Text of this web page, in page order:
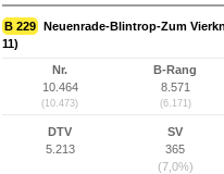
B 229 Neuenrade-Blintrop-Zum
11)
Nr.
10.464
(10.473)
B-Rang
8.571
(6.171)
DTV
5.213
SV
365
(7,0%)